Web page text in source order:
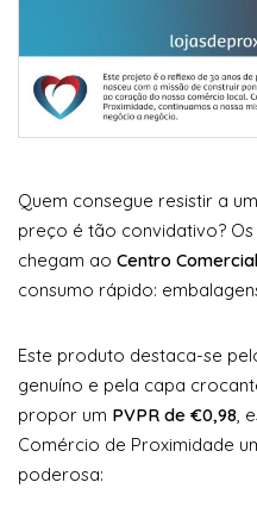
Quem consegue resistir a
preço é tão convidativo? Os
chegam ao Centro
consumo rápido:
Este produto destaca-se
genuíno e pela capa
propor um PVPR de €0,98 ,
Comércio de Proximidade
poderosa: